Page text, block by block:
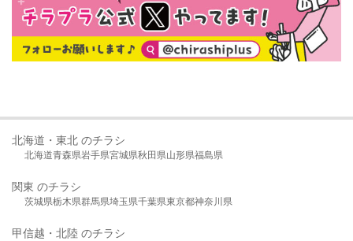
北海道・東北 のチラシ
北海道青森県岩手県宮城県秋田県山形県福島県
関東 のチラシ
茨城県栃木県群馬県埼玉県千葉県東京都神奈川県
甲信越・北陸 のチラシ